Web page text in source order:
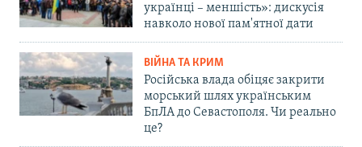
українці – меншість»: дискусія
навколо нової пам'ятної дати
ВІЙНА ТА КРИМ
Російська влада обіцяє закрити
морський шлях українським
БпЛА до Севастополя. Чи реально
це?